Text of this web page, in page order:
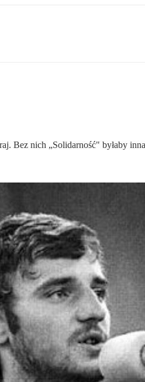
Bez nich „Solidarność" byłaby